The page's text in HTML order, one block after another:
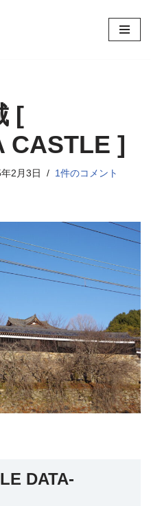
[
CASTLE ]
2月3日 1件のコメント
DATA-